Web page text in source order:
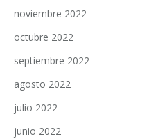
noviembre 2022
octubre 2022
septiembre 2022
agosto 2022
julio 2022
junio 2022